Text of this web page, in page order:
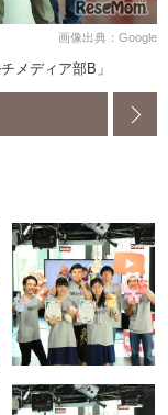
画像出典：Google
メディア部B」